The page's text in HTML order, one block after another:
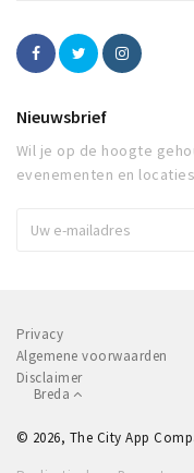
Nieuwsbrief
Wil je op de hoogte
evenementen en
Privacy
Algemene voorwaarden
Disclaimer
Breda
© 2026, The City App